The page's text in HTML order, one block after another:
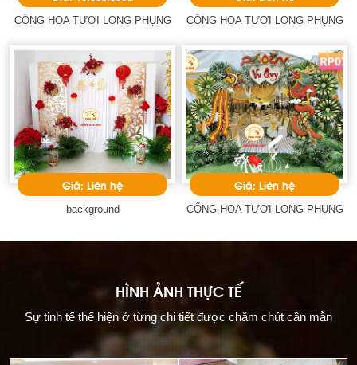
CỔNG HOA TƯƠI LONG PHỤNG CỔNG HOA TƯƠI LONG PHỤNG
Giá: Liên hệ
background
Giá: Liên hệ
CỔNG HOA TƯƠI LONG PHỤNG
HÌNH ẢNH THỰC TẾ
Sự tinh tế thể hiện ở từng chi tiết được chăm chút cần mẫn